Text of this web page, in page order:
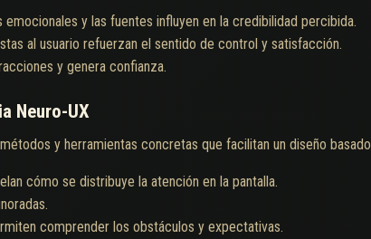
y las fuentes influyen en la credibilidad percibida.
al usuario refuerzan el sentido de control y satisfacción.
y genera confianza.
Neuro-UX
y herramientas concretas que facilitan un diseño
cómo se distribuye la atención en la pantalla.
comprender los obstáculos y expectativas.